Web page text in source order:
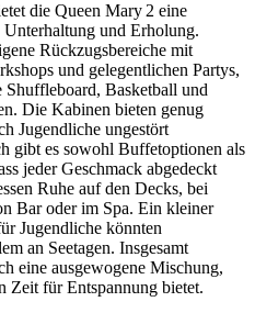
die Queen Mary 2 eine
und Erholung.
Rückzugsbereiche mit
und gelegentlichen Partys,
Basketball und
Die Kabinen bieten genug
Jugendliche ungestört
gibt es sowohl Buffetoptionen als
jeder Geschmack abgedeckt
Ruhe auf den Decks, bei
Bar oder im Spa. Ein kleiner
Jugendliche könnten
an Seetagen. Insgesamt
eine ausgewogene Mischung,
Zeit für Entspannung bietet.